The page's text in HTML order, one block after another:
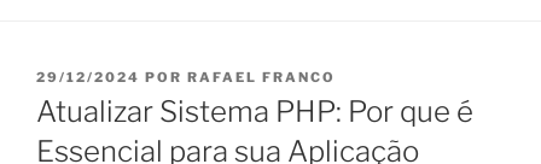
PUBLICADO
EM
29/12/2024 POR RAFAEL FRANCO
Atualizar Sistema PHP: Por que é
Essencial para sua Aplicação